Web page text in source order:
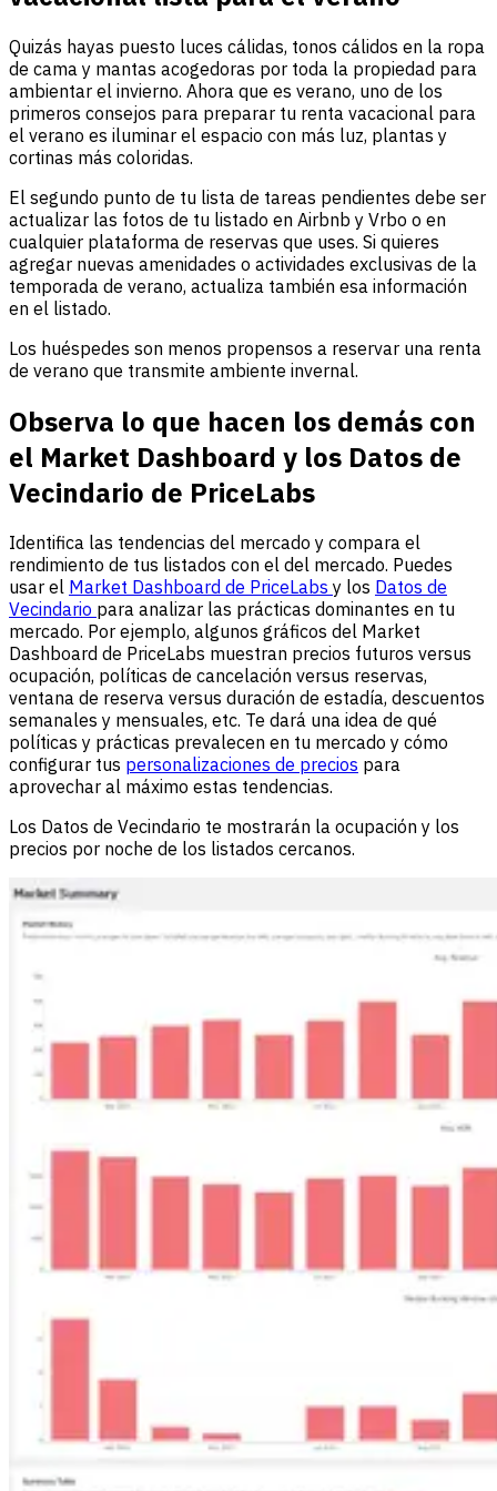
Quizás hayas puesto luces cálidas, tonos cálidos en la ropa
de cama y mantas acogedoras por toda la propiedad para
ambientar el invierno. Ahora que es verano, uno de los
primeros consejos para preparar tu renta vacacional para
el verano es iluminar el espacio con más luz, plantas y
cortinas más coloridas.
El segundo punto de tu lista de tareas pendientes debe ser
actualizar las fotos de tu listado en Airbnb y Vrbo o en
cualquier plataforma de reservas que uses. Si quieres
agregar nuevas amenidades o actividades exclusivas de la
temporada de verano, actualiza también esa información
en el listado.
Los huéspedes son menos propensos a reservar una renta
de verano que transmite ambiente invernal.
Observa lo que hacen los demás con
el Market Dashboard y los Datos de
Vecindario de PriceLabs
Identifica las tendencias del mercado y compara el
rendimiento de tus listados con el del mercado. Puedes
usar el Market Dashboard de PriceLabs y los Datos de
Vecindario para analizar las prácticas dominantes en tu
mercado. Por ejemplo, algunos gráficos del Market
Dashboard de PriceLabs muestran precios futuros versus
ocupación, políticas de cancelación versus reservas,
ventana de reserva versus duración de estadía, descuentos
semanales y mensuales, etc. Te dará una idea de qué
políticas y prácticas prevalecen en tu mercado y cómo
configurar tus personalizaciones de precios para
aprovechar al máximo estas tendencias.
Los Datos de Vecindario te mostrarán la ocupación y los
precios por noche de los listados cercanos.